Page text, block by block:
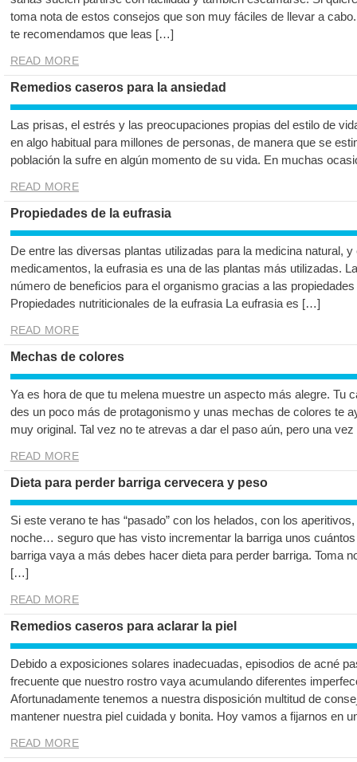
toma nota de estos consejos que son muy fáciles de llevar a
te recomendamos que leas […]
READ MORE
Remedios caseros para la ansiedad
Las prisas, el estrés y las preocupaciones propias del estilo de
en algo habitual para millones de personas, de manera que se
población la sufre en algún momento de su vida. En muchas
READ MORE
Propiedades de la eufrasia
De entre las diversas plantas utilizadas para la medicina natural,
medicamentos, la eufrasia es una de las plantas más utilizadas.
número de beneficios para el organismo gracias a las
Propiedades nutriticionales de la eufrasia La eufrasia es […]
READ MORE
Mechas de colores
Ya es hora de que tu melena muestre un aspecto más alegre. Tu
des un poco más de protagonismo y unas mechas de colores te
muy original. Tal vez no te atrevas a dar el paso aún, pero una
READ MORE
Dieta para perder barriga cervecera y peso
Si este verano te has “pasado” con los helados, con los
noche… seguro que has visto incrementar la barriga unos
barriga vaya a más debes hacer dieta para perder barriga. Toma
[…]
READ MORE
Remedios caseros para aclarar la piel
Debido a exposiciones solares inadecuadas, episodios de acné
frecuente que nuestro rostro vaya acumulando diferentes
Afortunadamente tenemos a nuestra disposición multitud de
mantener nuestra piel cuidada y bonita. Hoy vamos a fijarnos en
READ MORE